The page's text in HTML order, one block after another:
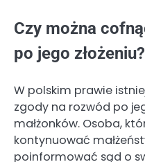
Czy można
po jego złożeniu?
W polskim prawie
zgody na rozwód po
małżonków. Osoba,
kontynuować
poinformować sąd o